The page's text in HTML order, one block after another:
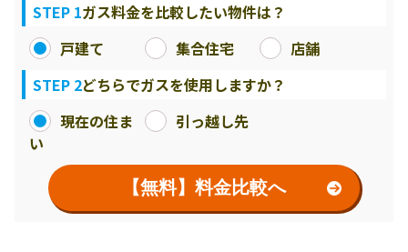
STEP 1ガス料金を比較したい物件は？
戸建て
集合住宅
店舗
STEP 2どちらでガスを使用しますか？
現在の住ま
い
引っ越し先
【無料】料金比較へ